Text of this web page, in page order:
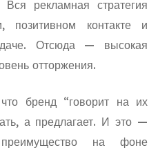
рекламная стратегия
позитивном контакте и
Отсюда — высокая
отторжения.
бренд “говорит на их
а предлагает. И это —
преимущество на фоне